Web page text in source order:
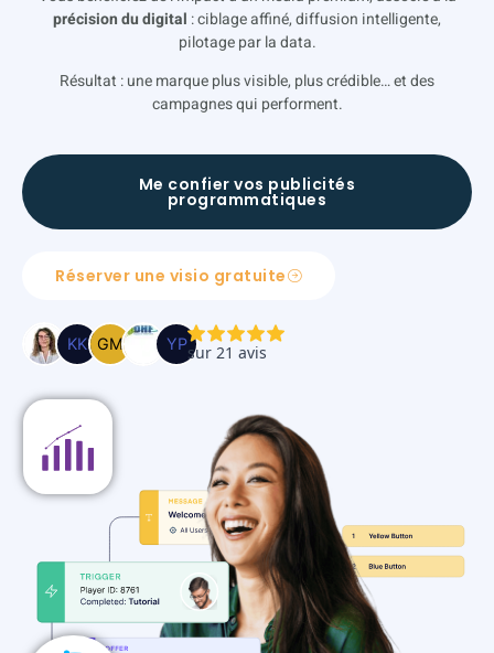
précision du digital : ciblage affiné, diffusion intelligente,
pilotage par la data.
Résultat : une marque plus visible, plus crédible… et des
campagnes qui performent.
Me confier vos publicités
programmatiques
Réserver une visio gratuite